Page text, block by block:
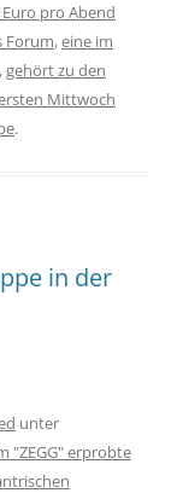
pro Abend
Forum,eine im
,gehört zu den
Mittwoch
.
in der
unter
"ZEGG" erprobte